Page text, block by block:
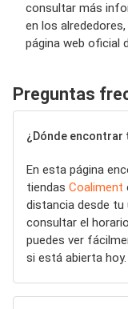
consultar más
en los
página web oficial
Preguntas
¿Dónde encontrar
En esta página
tiendas Coaliment
distancia desde tu
consultar el
puedes ver
si está abierta hoy.